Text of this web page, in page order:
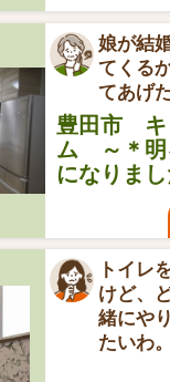
娘が結
てくる
てあげ
豊田市 キ
ム ～＊明
になりま
トイレ
けど、
緒にや
たいわ。